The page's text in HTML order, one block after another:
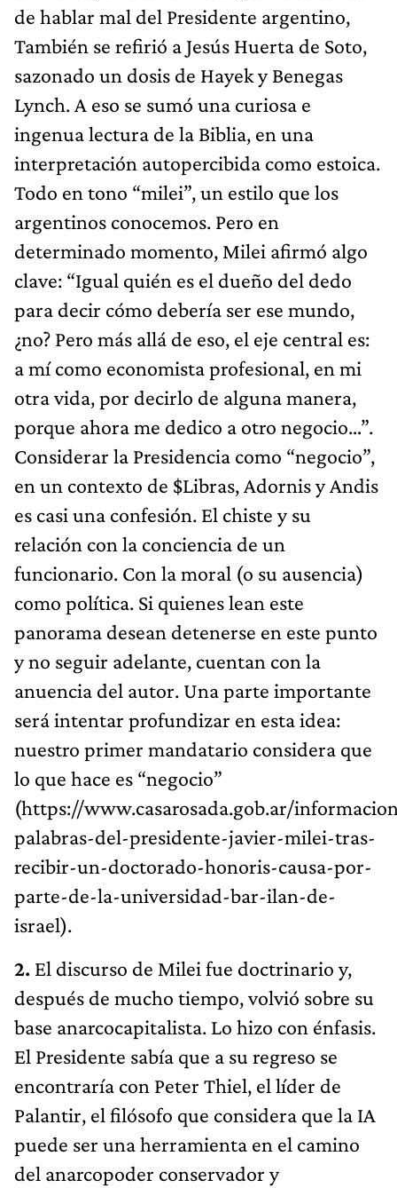
de hablar mal del Presidente argentino,
También se refirió a Jesús Huerta de Soto,
sazonado un dosis de Hayek y Benegas
Lynch. A eso se sumó una curiosa e
ingenua lectura de la Biblia, en una
interpretación autopercibida como estoica.
Todo en tono “milei”, un estilo que los
argentinos conocemos. Pero en
determinado momento, Milei afirmó algo
clave: “Igual quién es el dueño del dedo
para decir cómo debería ser ese mundo,
¿no? Pero más allá de eso, el eje central es:
a mí como economista profesional, en mi
otra vida, por decirlo de alguna manera,
porque ahora me dedico a otro negocio…”.
Considerar la Presidencia como “negocio”,
en un contexto de $Libras, Adornis y Andis
es casi una confesión. El chiste y su
relación con la conciencia de un
funcionario. Con la moral (o su ausencia)
como política. Si quienes lean este
panorama desean detenerse en este punto
y no seguir adelante, cuentan con la
anuencia del autor. Una parte importante
será intentar profundizar en esta idea:
nuestro primer mandatario considera que
lo que hace es “negocio”
(https://www.casarosada.gob.ar/
palabras-del-presidente-javier-milei-tras-
recibir-un-doctorado-honoris-causa-por-
parte-de-la-universidad-bar-ilan-de-
israel).
2. El discurso de Milei fue doctrinario y,
después de mucho tiempo, volvió sobre su
base anarcocapitalista. Lo hizo con énfasis.
El Presidente sabía que a su regreso se
encontraría con Peter Thiel, el líder de
Palantir, el filósofo que considera que la IA
puede ser una herramienta en el camino
del anarcopoder conservador y